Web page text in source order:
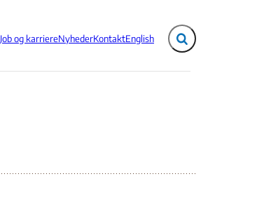
Job og karriereNyhederKontaktEnglish Fold søgefelt ud